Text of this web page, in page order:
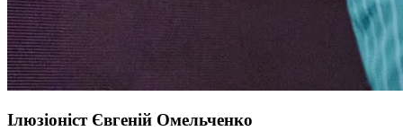
Ілюзіоніст Євгеній Омельченко